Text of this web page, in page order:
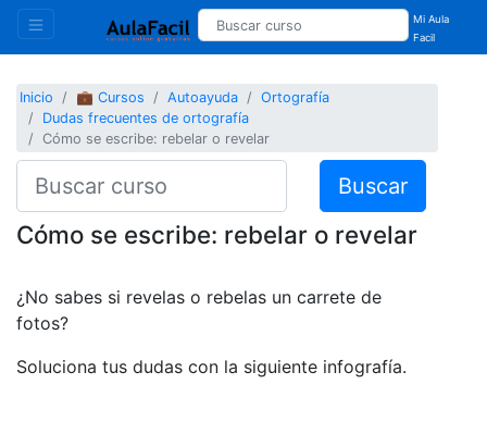
Mi Aula
Facil
Inicio 💼 Cursos Autoayuda
Ortografía
Dudas frecuentes de ortografía
Cómo se escribe: rebelar o revelar
Buscar
Cómo se escribe: rebelar o revelar
¿No sabes si revelas o rebelas un carrete de
fotos?
Soluciona tus dudas con la siguiente infografía.